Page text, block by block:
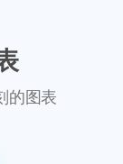
的图表